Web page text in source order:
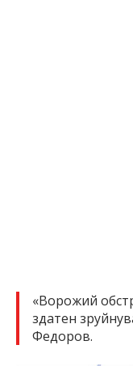
«Ворожий
здатен
Федоров.